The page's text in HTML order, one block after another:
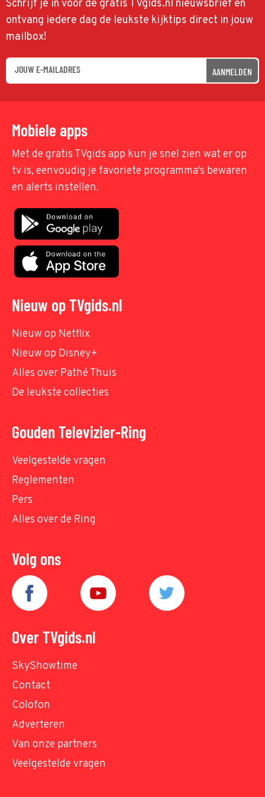
Schrijf je in voor de gratis TVgids.nl nieuwsbrief en
ontvang iedere dag de leukste kijktips direct in jouw
mailbox!
AANMELDEN
Mobiele apps
Met de gratis TVgids app kun je snel zien wat er op
tv is, eenvoudig je favoriete programma's bewaren
en alerts instellen.
Nieuw op TVgids.nl
Nieuw op Netflix
Nieuw op Disney+
Alles over Pathé Thuis
De leukste collecties
Gouden Televizier-Ring
Veelgestelde vragen
Reglementen
Pers
Alles over de Ring
Volg ons
Over TVgids.nl
SkyShowtime
Contact
Colofon
Adverteren
Van onze partners
Veelgestelde vragen